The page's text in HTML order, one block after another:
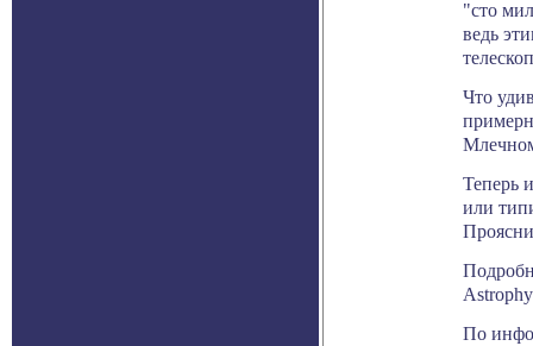
"сто
ведь
Что
Теперь
или
По